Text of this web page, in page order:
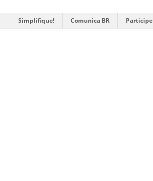
Simplifique! Comunica BR Participe